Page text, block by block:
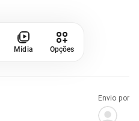
Mídia Opções
Envio por